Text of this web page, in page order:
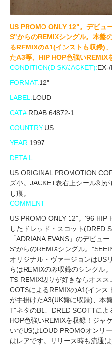
US PROMO ONLY 12"。デビュ
S"からのREMIXシングル。本盤
るREMIXのA1(インストも収録)
たA3等、HIP HOP色強いREMIX
CONDITION(DISK/JACKET):EX-/
FORMAT:12"
LABEL:LOUD
CAT#:RDAB 64872-1
COUNTRY:US
YEAR:1997
DETAIL
US ORIGINAL PROMOTION
ズ小。JACKET表右上シール剥
し痕。
COMMENT
US PROMO ONLY 12"。'96 HIP
したドレッド・スコット(DRED
「ADRIANA EVANS」のデビュ
S"からのREMIXシングル。
オリジナル・ヴァージョンはUS
らはREMIXのみ収録のシングル
TS REMIX辺りが好きならオス
OOTSによるREMIXのA1(インス
が手掛けたA3(UK盤に収録)、本
T"ネタのB1、DRED SCOTTに
HOP色強いREMIXを収録！ジャ
いでUSはLOUD PROMOオンリ
はレアです。リリース時も流通